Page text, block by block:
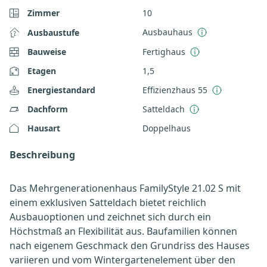
Zimmer
10
Ausbaustufe
Ausbauhaus
Bauweise
Fertighaus
Etagen
1,5
Energiestandard
Effizienzhaus 55
Dachform
Satteldach
Hausart
Doppelhaus
Beschreibung
Das Mehrgenerationenhaus FamilyStyle 21.02 S mit
einem exklusiven Satteldach bietet reichlich
Ausbauoptionen und zeichnet sich durch ein
Höchstmaß an Flexibilität aus. Baufamilien können
nach eigenem Geschmack den Grundriss des Hauses
variieren und vom Wintergartenelement über den